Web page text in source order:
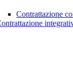
Contrattazione